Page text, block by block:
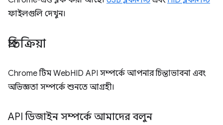
ফাইলগুলি দেখুন।
প্রতিক্রিয়া
Chrome টিম WebHID API সম্পর্কে আপনার চিন্তাভাবনা এবং
অভিজ্ঞতা সম্পর্কে শুনতে আগ্রহী।
API ডিজাইন সম্পর্কে আমাদের বলুন